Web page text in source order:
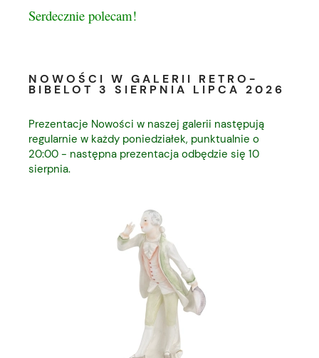
Serdecznie polecam!
NOWOŚCI W GALERII RETRO-
BIBELOT 3 SIERPNIA LIPCA 2026
Prezentacje Nowości w naszej galerii następują
regularnie w każdy poniedziałek, punktualnie o
20:00 - następna prezentacja odbędzie się 10
sierpnia.